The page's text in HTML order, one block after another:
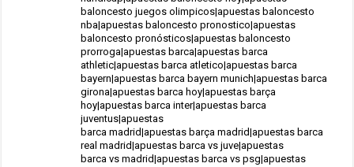
baloncesto juegos olimpicos|apuestas baloncesto
nba|apuestas baloncesto pronostico|apuestas
baloncesto pronósticos|apuestas baloncesto
prorroga|apuestas barca|apuestas barca
athletic|apuestas barca atletico|apuestas barca
bayern|apuestas barca bayern munich|apuestas barca
girona|apuestas barca hoy|apuestas barça
hoy|apuestas barca inter|apuestas barca
juventus|apuestas
barca madrid|apuestas barça madrid|apuestas barca
real madrid|apuestas barca vs juve|apuestas
barca vs madrid|apuestas barca vs psg|apuestas